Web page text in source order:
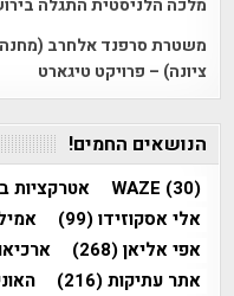
מלכה הלניסטית התגלה
משטרת סרפנד אלחרב (מחנה
ציונה) – פרויקט טיגארט
הנושאים החמים!
WAZE (30) אטרקציות
אלי אסקוזידו(99)
אפי אליאן(268)
אתר עתיקות(216)